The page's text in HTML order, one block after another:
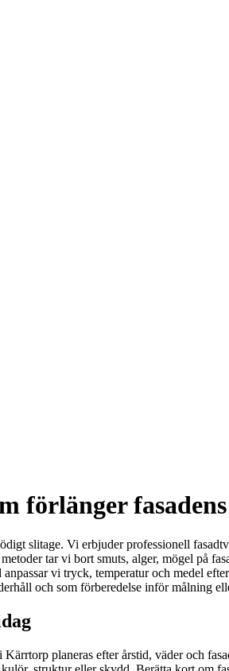
förlänger
slitage. Vi erbjuder professionell
tar vi bort smuts, alger, mögel på
vi tryck, temperatur och medel
och som förberedelse inför målning
planeras efter årstid, väder och